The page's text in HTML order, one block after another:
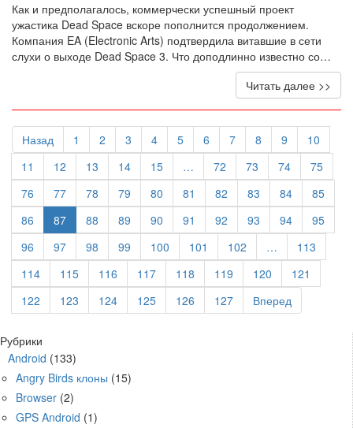
Как и предполагалось, коммерчески успешный проект
ужастика Dead Space вскоре пополнится продолжением.
Компания EA (Electronic Arts) подтвердила витавшие в сети
слухи о выходе Dead Space 3. Что доподлинно известно со…
Читать далее >>
Назад 1 2 3 4 5 6 7 8 9
10
11
12 13 14 15 … 72 73 74
75
76
77 78 79 80 81 82 83 84
85
86
87 88 89 90 91 92 93 94
95
96
97 98 99 100 101 102 …
113
114
115 116 117 118 119 120
121
122
123 124 125 126 127 Вперед
Рубрики
Android (133)
Angry Birds клоны (15)
Browser (2)
GPS Android (1)